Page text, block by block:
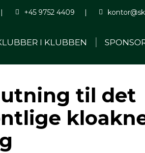
| +45 9752 4409 |
I KLUBBEN
til det